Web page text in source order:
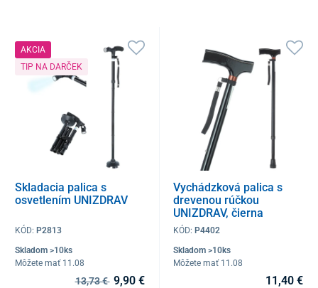
AKCIA
TIP NA DARČEK
Skladacia palica s
osvetlením UNIZDRAV
KÓD: P2813
Skladom >10ks
Môžete mať 11.08
13,73 € 9,90 €
Vychádzková palica s
drevenou rúčkou
UNIZDRAV, čierna
KÓD:P4402
Skladom >10ks
Môžete mať 11.08
11,40 €